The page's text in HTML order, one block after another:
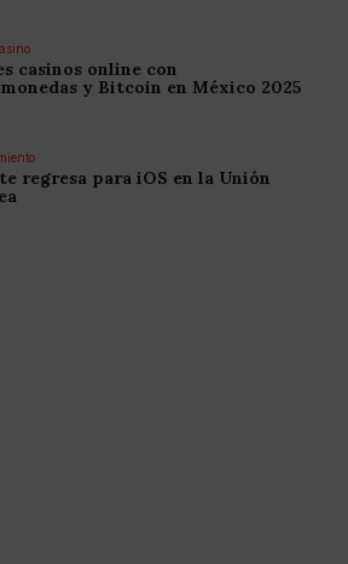
casinos online con
y Bitcoin en México 2025
regresa para iOS en la Unión